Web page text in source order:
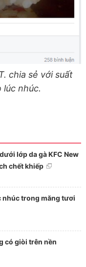
chia sẻ với suất
lúc nhúc.
lớp da gà KFC New
chết khiếp
nhúc trong măng tươi
có giòi trên nền